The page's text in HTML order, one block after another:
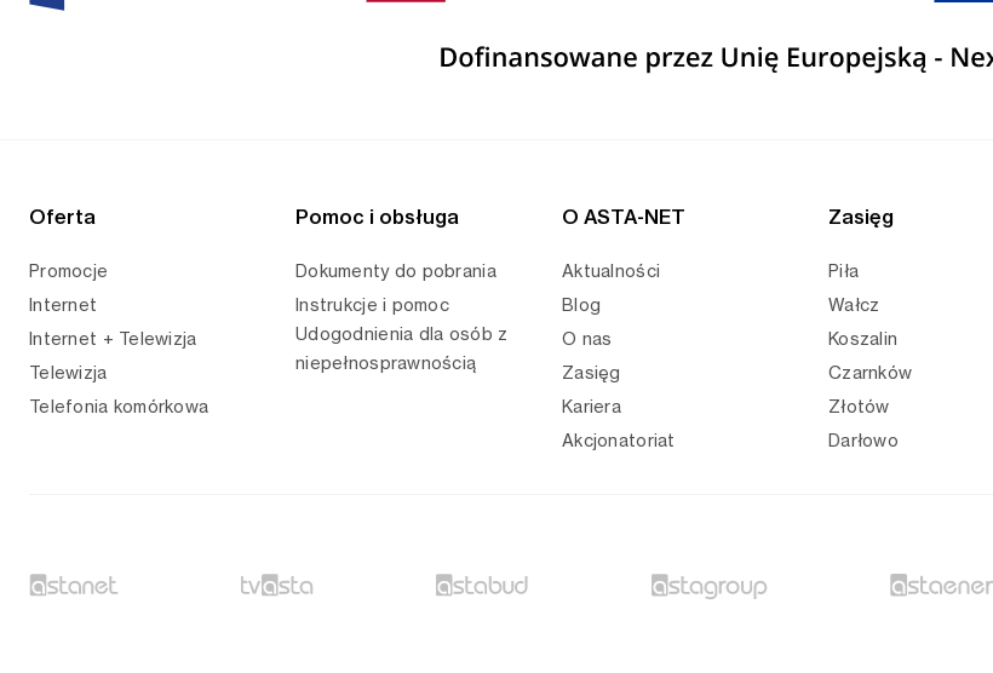
Oferta
Promocje
Internet
Internet + Telewizja
Telewizja
Telefonia komórkowa
Pomoc i obsługa
Dokumenty do pobrania
Instrukcje i pomoc
Udogodnienia dla osób z
niepełnosprawnością
O ASTA-NET
Aktualności
Blog
O nas
Zasięg
Kariera
Akcjonatoriat
Zasięg
Piła
Wałcz
Koszalin
Czarnków
Złotów
Darłowo